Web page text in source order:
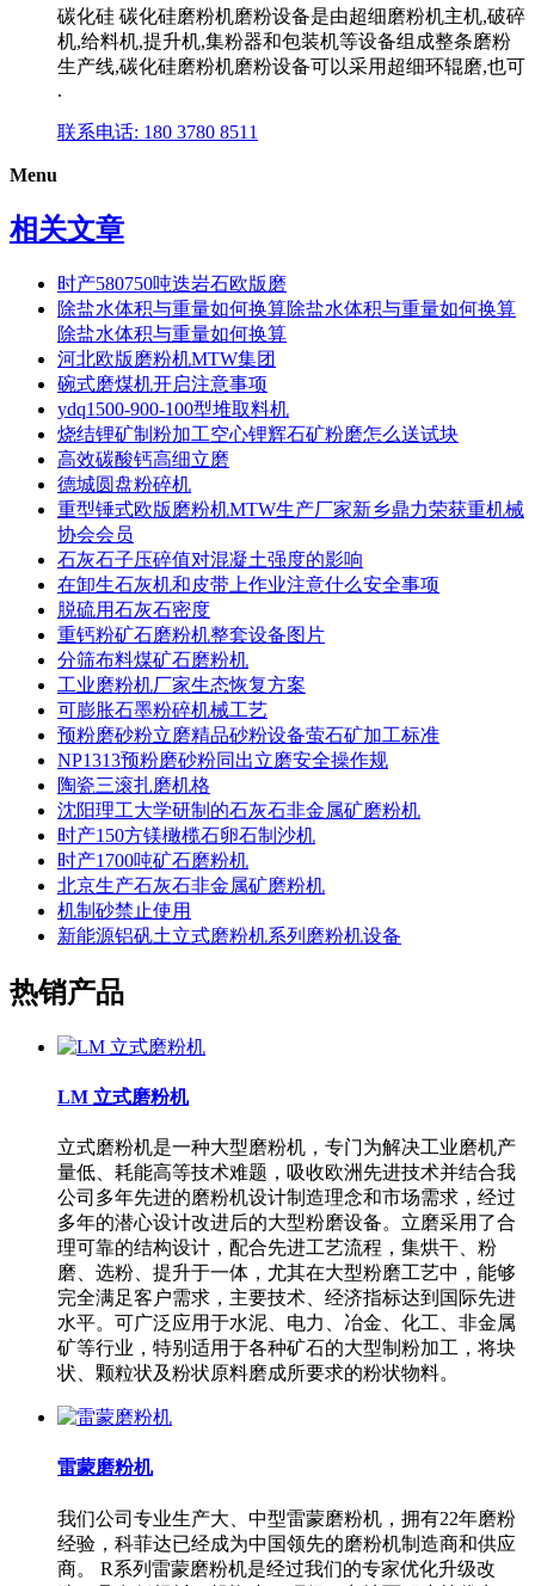
碳化硅 碳化硅磨粉机磨粉设备是由超细磨粉机主机,破碎
机,给料机,提升机,集粉器和包装机等设备组成整条磨粉
生产线,碳化硅磨粉机磨粉设备可以采用超细环辊磨,也可
.
联系电话: 180 3780 8511
Menu
相关文章
时产580750吨迭岩石欧版磨
除盐水体积与重量如何换算除盐水体积与重量如何换算
除盐水体积与重量如何换算
河北欧版磨粉机MTW集团
碗式磨煤机开启注意事项
ydq1500-900-100型堆取料机
烧结锂矿制粉加工空心锂辉石矿粉磨怎么送试块
高效碳酸钙高细立磨
德城圆盘粉碎机
重型锤式欧版磨粉机MTW生产厂家新乡鼎力荣获重机械
协会会员
石灰石子压碎值对混凝土强度的影响
在卸生石灰机和皮带上作业注意什么安全事项
脱硫用石灰石密度
重钙粉矿石磨粉机整套设备图片
分筛布料煤矿石磨粉机
工业磨粉机厂家生态恢复方案
可膨胀石墨粉碎机械工艺
预粉磨砂粉立磨精品砂粉设备萤石矿加工标准
NP1313预粉磨砂粉同出立磨安全操作规
陶瓷三滚扎磨机格
沈阳理工大学研制的石灰石非金属矿磨粉机
时产150方镁橄榄石卵石制沙机
时产1700吨矿石磨粉机
北京生产石灰石非金属矿磨粉机
机制砂禁止使用
新能源铝矾土立式磨粉机系列磨粉机设备
热销产品
LM 立式磨粉机
立式磨粉机是一种大型磨粉机，专门为解决工业磨机产
量低、耗能高等技术难题，吸收欧洲先进技术并结合我
公司多年先进的磨粉机设计制造理念和市场需求，经过
多年的潜心设计改进后的大型粉磨设备。立磨采用了合
理可靠的结构设计，配合先进工艺流程，集烘干、粉
磨、选粉、提升于一体，尤其在大型粉磨工艺中，能够
完全满足客户需求，主要技术、经济指标达到国际先进
水平。可广泛应用于水泥、电力、冶金、化工、非金属
矿等行业，特别适用于各种矿石的大型制粉加工，将块
状、颗粒状及粉状原料磨成所要求的粉状物料。
雷蒙磨粉机
我们公司专业生产大、中型雷蒙磨粉机，拥有22年磨粉
经验，科菲达已经成为中国领先的磨粉机制造商和供应
商。 R系列雷蒙磨粉机是经过我们的专家优化升级改